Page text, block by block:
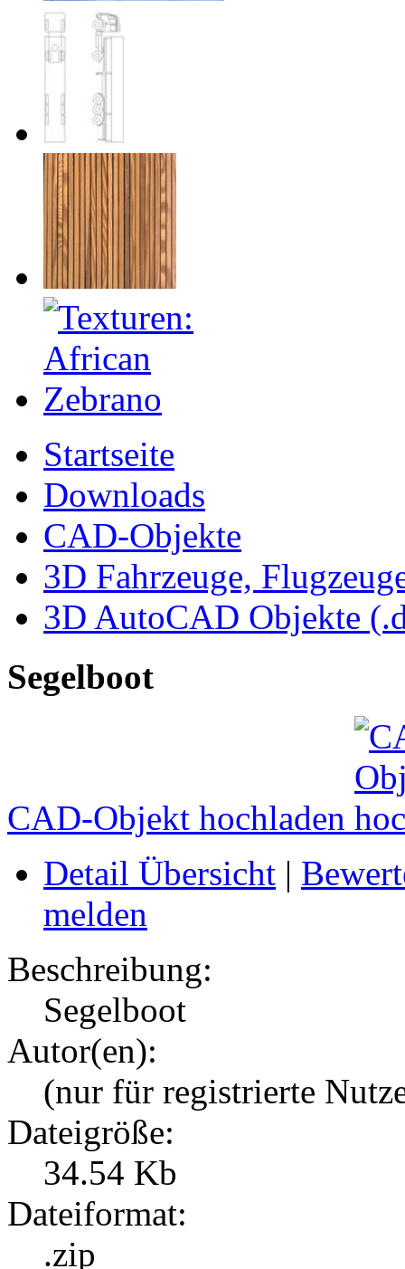
Startseite
Downloads
CAD-Objekte
3D Fahrzeuge,
3D AutoCAD Objekte
Segelboot
CAD-Objekt hochladen
Detail Übersicht |
melden
Beschreibung:
Segelboot
Autor(en):
(nur für registrierte
Dateigröße:
34.54 Kb
Dateiformat:
.zip